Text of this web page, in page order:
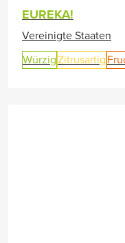
EUREKA!
Vereinigte Staaten
WürzigZitrusartig